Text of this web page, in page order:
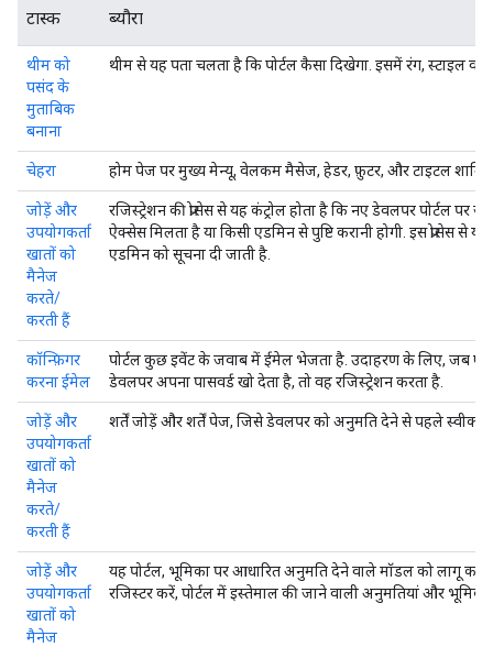
टास्क ब्यौरा
थीम को
पसंद के
मुताबिक
बनाना
थीम से यह पता चलता है कि पोर्टल कैसा दिखेगा. इसमें रंग, स्टाइल
चेहरा होम पेज पर मुख्य मेन्यू, वेलकम मैसेज, हेडर, फ़ुटर, और टाइटल
जोड़ें और
उपयोगकर्ता
खातों को
मैनेज
करते/
करती हैं
रजिस्ट्रेशन की प्रोसेस से यह कंट्रोल होता है कि नए डेवलपर पोर्टल
ऐक्सेस मिलता है या किसी एडमिन से पुष्टि करानी होगी. इस प्रोसेस से
एडमिन को सूचना दी जाती है.
कॉन्फ़िगर
करना ईमेल
पोर्टल कुछ इवेंट के जवाब में ईमेल भेजता है. उदाहरण के लिए, जब एक
डेवलपर अपना पासवर्ड खो देता है, तो वह रजिस्ट्रेशन करता है.
जोड़ें और
उपयोगकर्ता
खातों को
मैनेज
करते/
करती हैं
शर्तें जोड़ें और शर्तें पेज, जिसे डेवलपर को अनुमति देने से पहले स्वीकार
जोड़ें और
उपयोगकर्ता
खातों को
मैनेज
यह पोर्टल, भूमिका पर आधारित अनुमति देने वाले मॉडल को लागू
रजिस्टर करें, पोर्टल में इस्तेमाल की जाने वाली अनुमतियां और